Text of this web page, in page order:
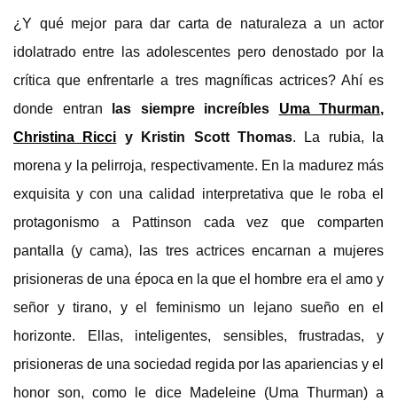
¿Y qué mejor para dar carta de naturaleza a un actor
idolatrado entre las adolescentes pero denostado por la
crítica que enfrentarle a tres magníficas actrices? Ahí es
donde entran
las siempre increíbles Uma Thurman,
Christina Ricci y Kristin Scott Thomas. La rubia, la
morena y la pelirroja, respectivamente. En la madurez más
exquisita y con una calidad interpretativa que le roba el
protagonismo a Pattinson cada vez que comparten
pantalla (y cama), las tres actrices encarnan a mujeres
prisioneras de una época en la que el hombre era el amo y
señor y tirano, y el feminismo un lejano sueño en el
horizonte. Ellas, inteligentes, sensibles, frustradas, y
prisioneras de una sociedad regida por las apariencias y el
honor son, como le dice Madeleine (Uma Thurman) a